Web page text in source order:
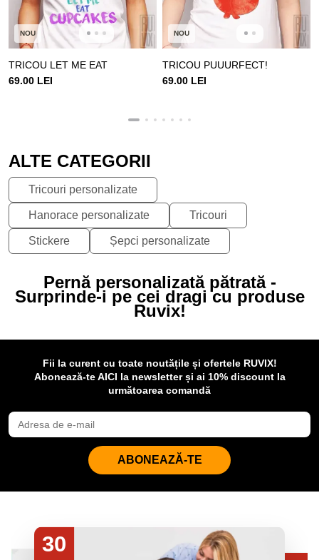
NOU
TRICOU LET ME EAT
69.00 LEI
NOU
TRICOU PUUURFECT!
69.00 LEI
ALTE CATEGORII
Tricouri personalizate
Hanorace personalizate Tricouri
Stickere Șepci personalizate
Pernă personalizată pătrată -
Surprinde-i pe cei dragi cu produse
Ruvix!
Fii la curent cu toate noutățile și ofertele RUVIX!
Abonează-te AICI la newsletter și ai 10% discount la
următoarea comandă
ABONEAZĂ-TE
30